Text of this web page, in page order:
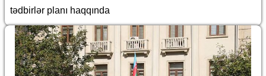
tədbirlər planı haqqında